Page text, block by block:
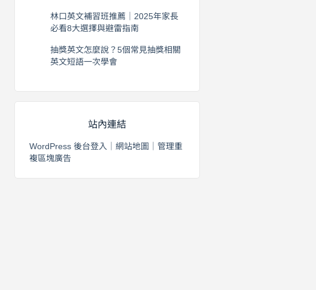
林口英文補習班推薦｜2025年家長
必看8大選擇與避雷指南
抽獎英文怎麼說？5個常見抽獎相關
英文短語一次學會
站內連結
WordPress 後台登入 網站地圖
管理重
複區塊廣告